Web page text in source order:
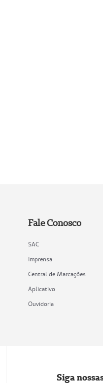
Fale Conosco
SAC
Imprensa
Central de Marcações
Aplicativo
Ouvidoria
Siga